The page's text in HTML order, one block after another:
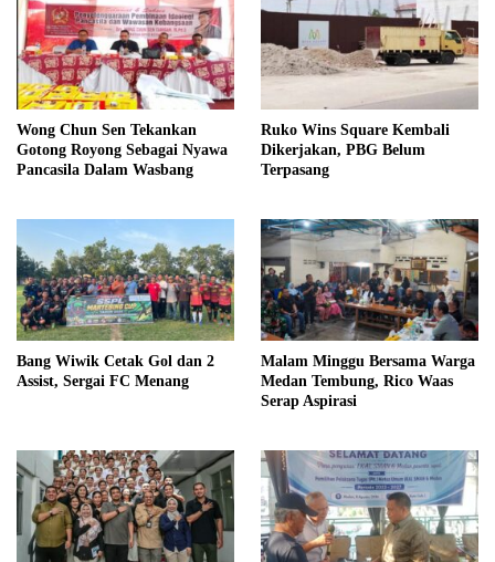
Wong Chun Sen Tekankan
Gotong Royong Sebagai Nyawa
Pancasila Dalam Wasbang
Ruko Wins Square Kembali
Dikerjakan, PBG Belum
Terpasang
Bang Wiwik Cetak Gol dan 2
Assist, Sergai FC Menang
Malam Minggu Bersama Warga
Medan Tembung, Rico Waas
Serap Aspirasi